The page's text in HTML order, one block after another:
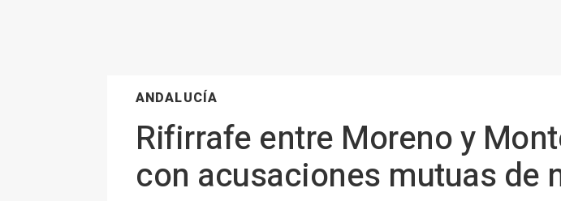
ANDALUCÍA
Rifirrafe entre Moreno y
con acusaciones mutuas de